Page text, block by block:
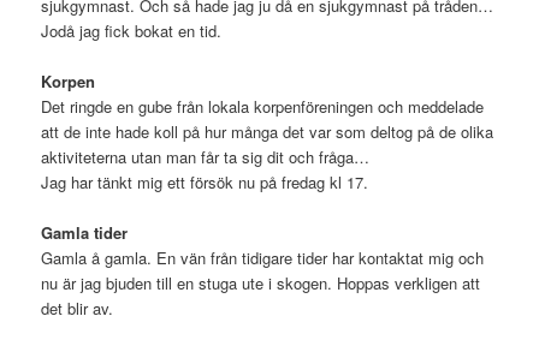
/* Sidopanel (meny) [sidebar (menu)] id */
#sidebar {}
/* Sidopanel 2 (meny) [sidebar 2 (menu)] id */
#ther2sidebar {}
/* Området uppe till höger som innehåller
#thetopright {}
/* Inläggen / posterna / 'loopen' [the loop] id
#theloop {}
/* Respektive inlägg / post [the single post]
.thepost {}
sjukgymnast. Och så hade jag ju då en sjukgymnast på tråden…
Jodå jag fick bokat en tid.
Korpen
Det ringde en gube från lokala korpenföreningen och meddelade
att de inte hade koll på hur många det var som deltog på de olika
aktiviteterna utan man får ta sig dit och fråga…
Jag har tänkt mig ett försök nu på fredag kl 17.
Gamla tider
Gamla å gamla. En vän från tidigare tider har kontaktat mig och
nu är jag bjuden till en stuga ute i skogen. Hoppas verkligen att
det blir av.